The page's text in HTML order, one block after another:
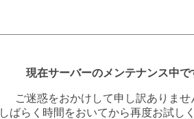
現在サーバーのメンテナンス中で
ご迷惑をおかけして申し訳ありませ
しばらく時間をおいてから再度お試し